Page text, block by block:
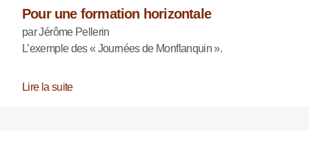
Pour une formation horizontale
par Jérôme Pellerin
L’exemple des « Journées de Monflanquin ».
Lire la suite